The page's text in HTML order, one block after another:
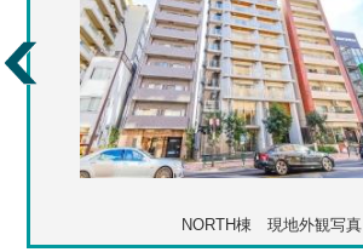
NORTH棟 現地外観写真